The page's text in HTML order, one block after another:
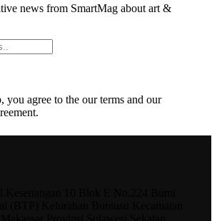
news from SmartMag about art &
you agree to the our terms and our